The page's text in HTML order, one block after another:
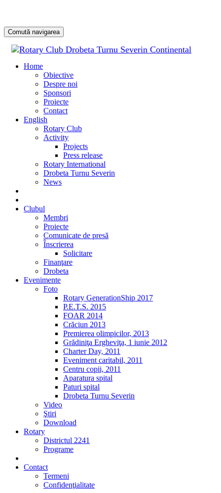
Comută navigarea
Home
Obiective
Despre noi
Sponsori
Proiecte
Contact
English
Rotary Club
Activity
Projects
Press release
Rotary International
Drobeta Turnu Severin
News
Clubul
Membri
Proiecte
Comunicate de presă
Înscrierea
Solicitare
Finanţare
Drobeta
Evenimente
Foto
Rotary GenerationShip 2017
P.E.T.S. 2015
FOAR 2014
Crăciun 2013
Premierea olimpicilor, 2013
Grădiniţa Ergheviţa, 1 iunie 2012
Charter Day, 2011
Eveniment caritabil, 2011
Centru copii, 2011
Aparatura spital
Paturi spital
Drobeta Turnu Severin
Video
Ştiri
Download
Rotary
Districtul 2241
Programe
Contact
Termeni
Confidenţialitate